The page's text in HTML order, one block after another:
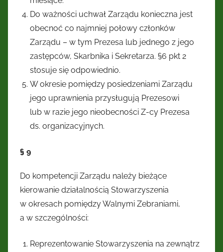
Do ważności uchwał Zarządu konieczna jest
obecnoć co najmniej połowy członków
Zarządu – w tym Prezesa lub jednego z jego
zastępców, Skarbnika i Sekretarza. §6 pkt 2
stosuje się odpowiednio.
W okresie pomiędzy posiedzeniami Zarządu
jego uprawnienia przysługują Prezesowi
lub w razie jego nieobecności Z-cy Prezesa
ds. organizacyjnych.
§ 9
Do kompetencji Zarządu należy bieżące
kierowanie działalnością Stowarzyszenia
w okresach pomiędzy Walnymi Zebraniami,
a w szczególności:
Reprezentowanie Stowarzyszenia na zewnątrz